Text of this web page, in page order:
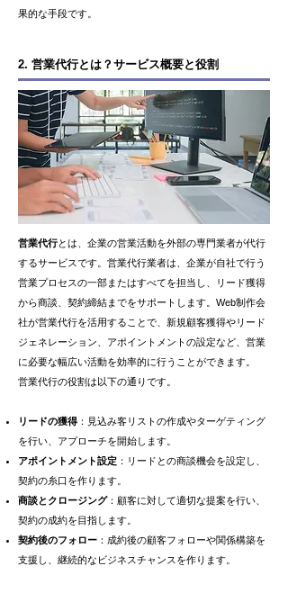
果的な手段です。
2. 営業代行とは？サービス概要と役割
営業代行とは、企業の営業活動を外部の専門業者が代行
するサービスです。営業代行業者は、企業が自社で行う
営業プロセスの一部またはすべてを担当し、リード獲得
から商談、契約締結までをサポートします。Web制作会
社が営業代行を活用することで、新規顧客獲得やリード
ジェネレーション、アポイントメントの設定など、営業
に必要な幅広い活動を効率的に行うことができます。
営業代行の役割は以下の通りです。
リードの獲得 ：見込み客リストの作成やターゲティング
を行い、アプローチを開始します。
アポイントメント設定 ：リードとの商談機会を設定し、
契約の糸口を作ります。
商談とクロージング：顧客に対して適切な提案を行い、
契約の成約を目指します。
契約後のフォロー ：成約後の顧客フォローや関係構築を
支援し、継続的なビジネスチャンスを作ります。